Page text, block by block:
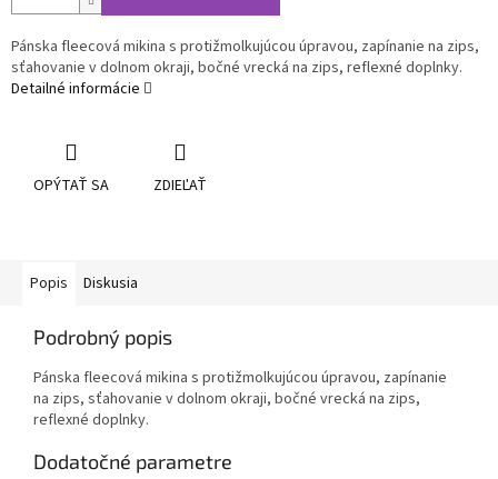
Pánska fleecová mikina s protižmolkujúcou úpravou, zapínanie na zips,
sťahovanie v dolnom okraji, bočné vrecká na zips, reflexné doplnky.
Detailné informácie
OPÝTAŤ SA ZDIEĽAŤ
Popis Diskusia
Podrobný popis
Pánska fleecová mikina s protižmolkujúcou úpravou, zapínanie
na zips, sťahovanie v dolnom okraji, bočné vrecká na zips,
reflexné doplnky.
Dodatočné parametre